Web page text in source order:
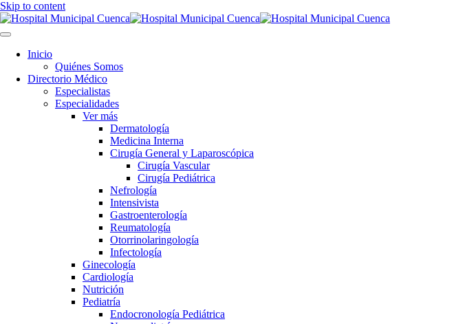
Skip to content
Inicio
Quiénes Somos
Directorio Médico
Especialistas
Especialidades
Ver más
Dermatología
Medicina Interna
Cirugía General y Laparoscópica
Cirugía Vascular
Cirugía Pediátrica
Nefrología
Intensivista
Gastroenterología
Reumatología
Otorrinolaringología
Infectología
Ginecología
Cardiología
Nutrición
Pediatría
Endocronología Pediátrica